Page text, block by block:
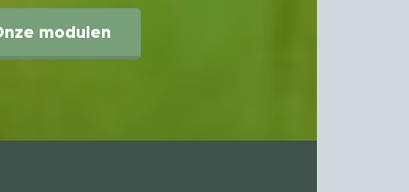
modulen